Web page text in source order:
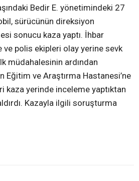
Bedir E. yönetimindeki 27
sürücünün direksiyon
sonucu kaza yaptı. İhbar
ve polis ekipleri olay yerine sevk
müdahalesinin ardından
Eğitim ve Araştırma Hastanesi’ne
kaza yerinde inceleme yaptıktan
Kazayla ilgili soruşturma